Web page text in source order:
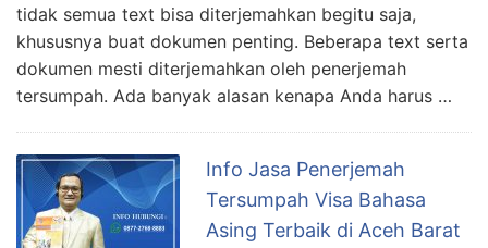
tidak semua text bisa diterjemahkan begitu saja,
khususnya buat dokumen penting. Beberapa text serta
dokumen mesti diterjemahkan oleh penerjemah
tersumpah. Ada banyak alasan kenapa Anda harus …
Info Jasa Penerjemah
Tersumpah Visa Bahasa
Asing Terbaik di Aceh Barat